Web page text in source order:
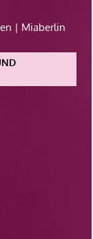
| Miaberlin